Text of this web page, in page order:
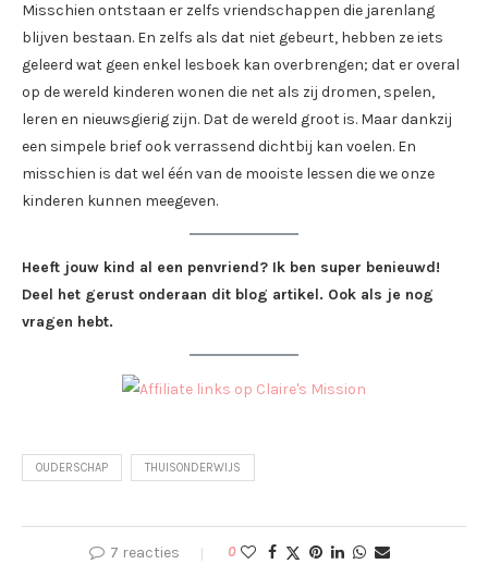
Misschien ontstaan er zelfs vriendschappen die jarenlang
blijven bestaan. En zelfs als dat niet gebeurt, hebben ze iets
geleerd wat geen enkel lesboek kan overbrengen; dat er overal
op de wereld kinderen wonen die net als zij dromen, spelen,
leren en nieuwsgierig zijn. Dat de wereld groot is. Maar dankzij
een simpele brief ook verrassend dichtbij kan voelen. En
misschien is dat wel één van de mooiste lessen die we onze
kinderen kunnen meegeven.
Heeft jouw kind al een penvriend? Ik ben super benieuwd!
Deel het gerust onderaan dit blog artikel. Ook als je nog
vragen hebt.
OUDERSCHAP THUISONDERWIJS
7 reacties 0